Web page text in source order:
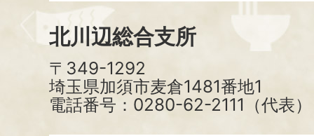
北川辺総合支所
〒349-1292
埼玉県加須市麦倉1481番地1
電話番号：0280-62-2111（代表）